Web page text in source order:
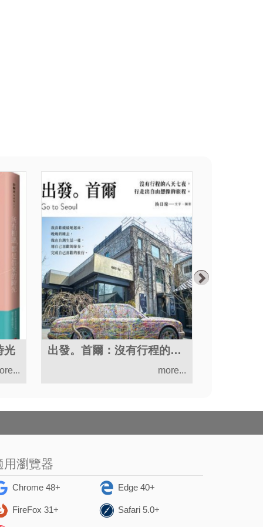
光 出發。首爾：沒有行程的八天七夜，行走出自由想像的旅程
more...
用瀏覽器
Chrome 48+ Edge 40+
FireFox 31+ Safari 5.0+